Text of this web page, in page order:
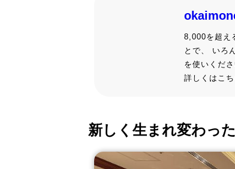
8,000を超え
とで、 いろ
を使いくださ
詳しくはこ
新しく生まれ変わっ